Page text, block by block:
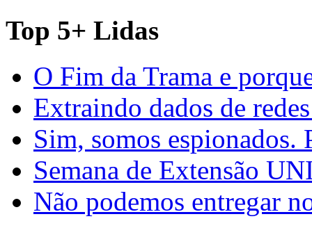
Top 5+ Lidas
O Fim da Trama e
Extraindo dados de
Sim, somos espionados.
Semana de Extensão
Não podemos entregar